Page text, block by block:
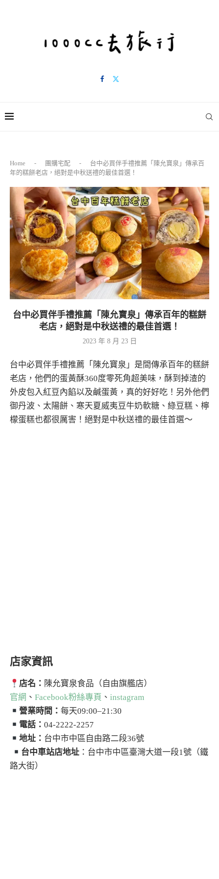
Home - 團購宅配 -
台中必買伴手禮推薦「陳允寶泉」傳承百
年的糕餅老店，絕對是中秋送禮的最佳首選！
台中必買伴手禮推薦「陳允寶泉」傳承百年的糕餅
老店，絕對是中秋送禮的最佳首選！
2023 年 8 月 23 日
台中必買伴手禮推薦「陳允寶泉」是間傳承百年的糕餅
老店，他們的蛋黃酥360度零死角超美味，酥到掉渣的
外皮包入紅豆內餡以及鹹蛋黃，真的好好吃！另外他們
御丹波、太陽餅、寒天夏威夷豆牛奶軟糖、綠豆糕、檸
檬蛋糕也都很厲害！絕對是中秋送禮的最佳首選～
店家資訊
店名： 陳允寶泉食品（自由旗艦店）
官網 、 Facebook粉絲專頁 、 instagram
營業時間：每天09:00–21:30
電話：04-2222-2257
地址： 台中市中區自由路二段36號
台中車站店地址 ：台中市中區臺灣大道一段1號（鐵
路大街）